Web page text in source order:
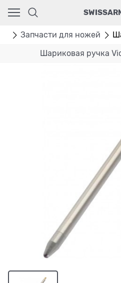
Запчасти для ножей
Шариковая ручка
Ваш город - Москва,
угадали?
ДА НЕТ